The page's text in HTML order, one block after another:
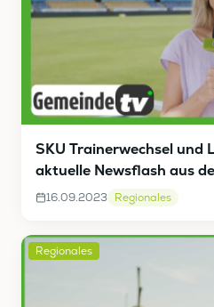
SKU Trainerwechsel und
aktuelle Newsflash aus
16.09.2023 Regionales
Regionales